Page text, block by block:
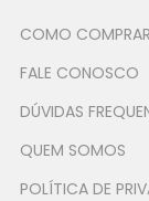
COMO COMPRAR
FALE CONOSCO
DÚVIDAS
QUEM SOMOS
POLÍTICA DE